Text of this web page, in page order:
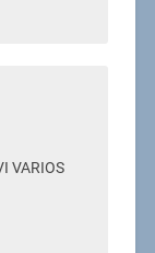
VARIOS